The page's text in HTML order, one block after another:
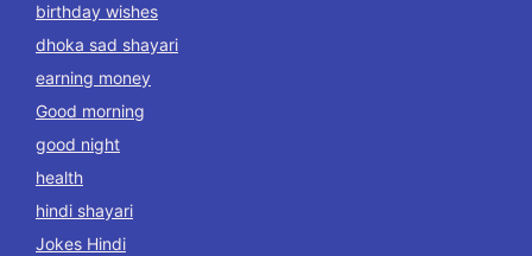
birthday wishes
dhoka sad shayari
earning money
Good morning
good night
health
hindi shayari
Jokes Hindi